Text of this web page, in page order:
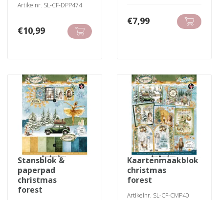
Artikelnr. SL-CF-DPP474
€10,99
€7,99
stansblok &
paperpad
christmas
forest
kaartenmaakblok
christmas
forest
Artikelnr. SL-CF-CMP40